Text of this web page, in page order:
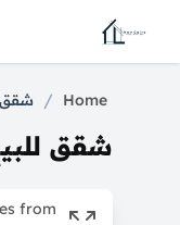
Home
/ شقق
شقق
from